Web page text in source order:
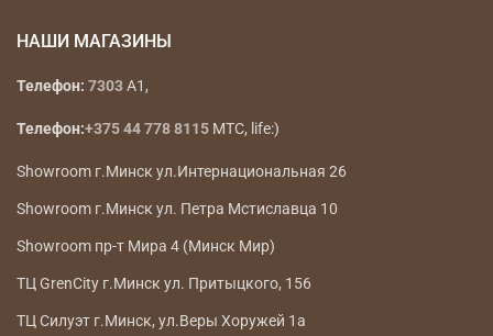
НАШИ МАГАЗИНЫ
Телефон: 7303A1,
Телефон:+375 44 778 8115 МТС, life:)
Showroom г.Минск ул.Интернациональная 26
Showroom г.Минск ул. Петра Мстиславца 10
Showroom пр-т Мира 4 (Минск Мир)
ТЦ GrenCity г.Минск ул. Притыцкого, 156
ТЦ Силуэт г.Минск, ул.Веры Хоружей 1а